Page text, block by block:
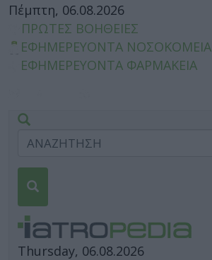
Πέμπτη, 06.08.2026
ΠΡΩΤΕΣ ΒΟΗΘΕΙΕΣ
ΕΦΗΜΕΡΕΥΟΝΤΑ ΝΟΣΟΚΟΜΕΙΑ
ΕΦΗΜΕΡΕΥΟΝΤΑ ΦΑΡΜΑΚΕΙΑ
Thursday, 06.08.2026